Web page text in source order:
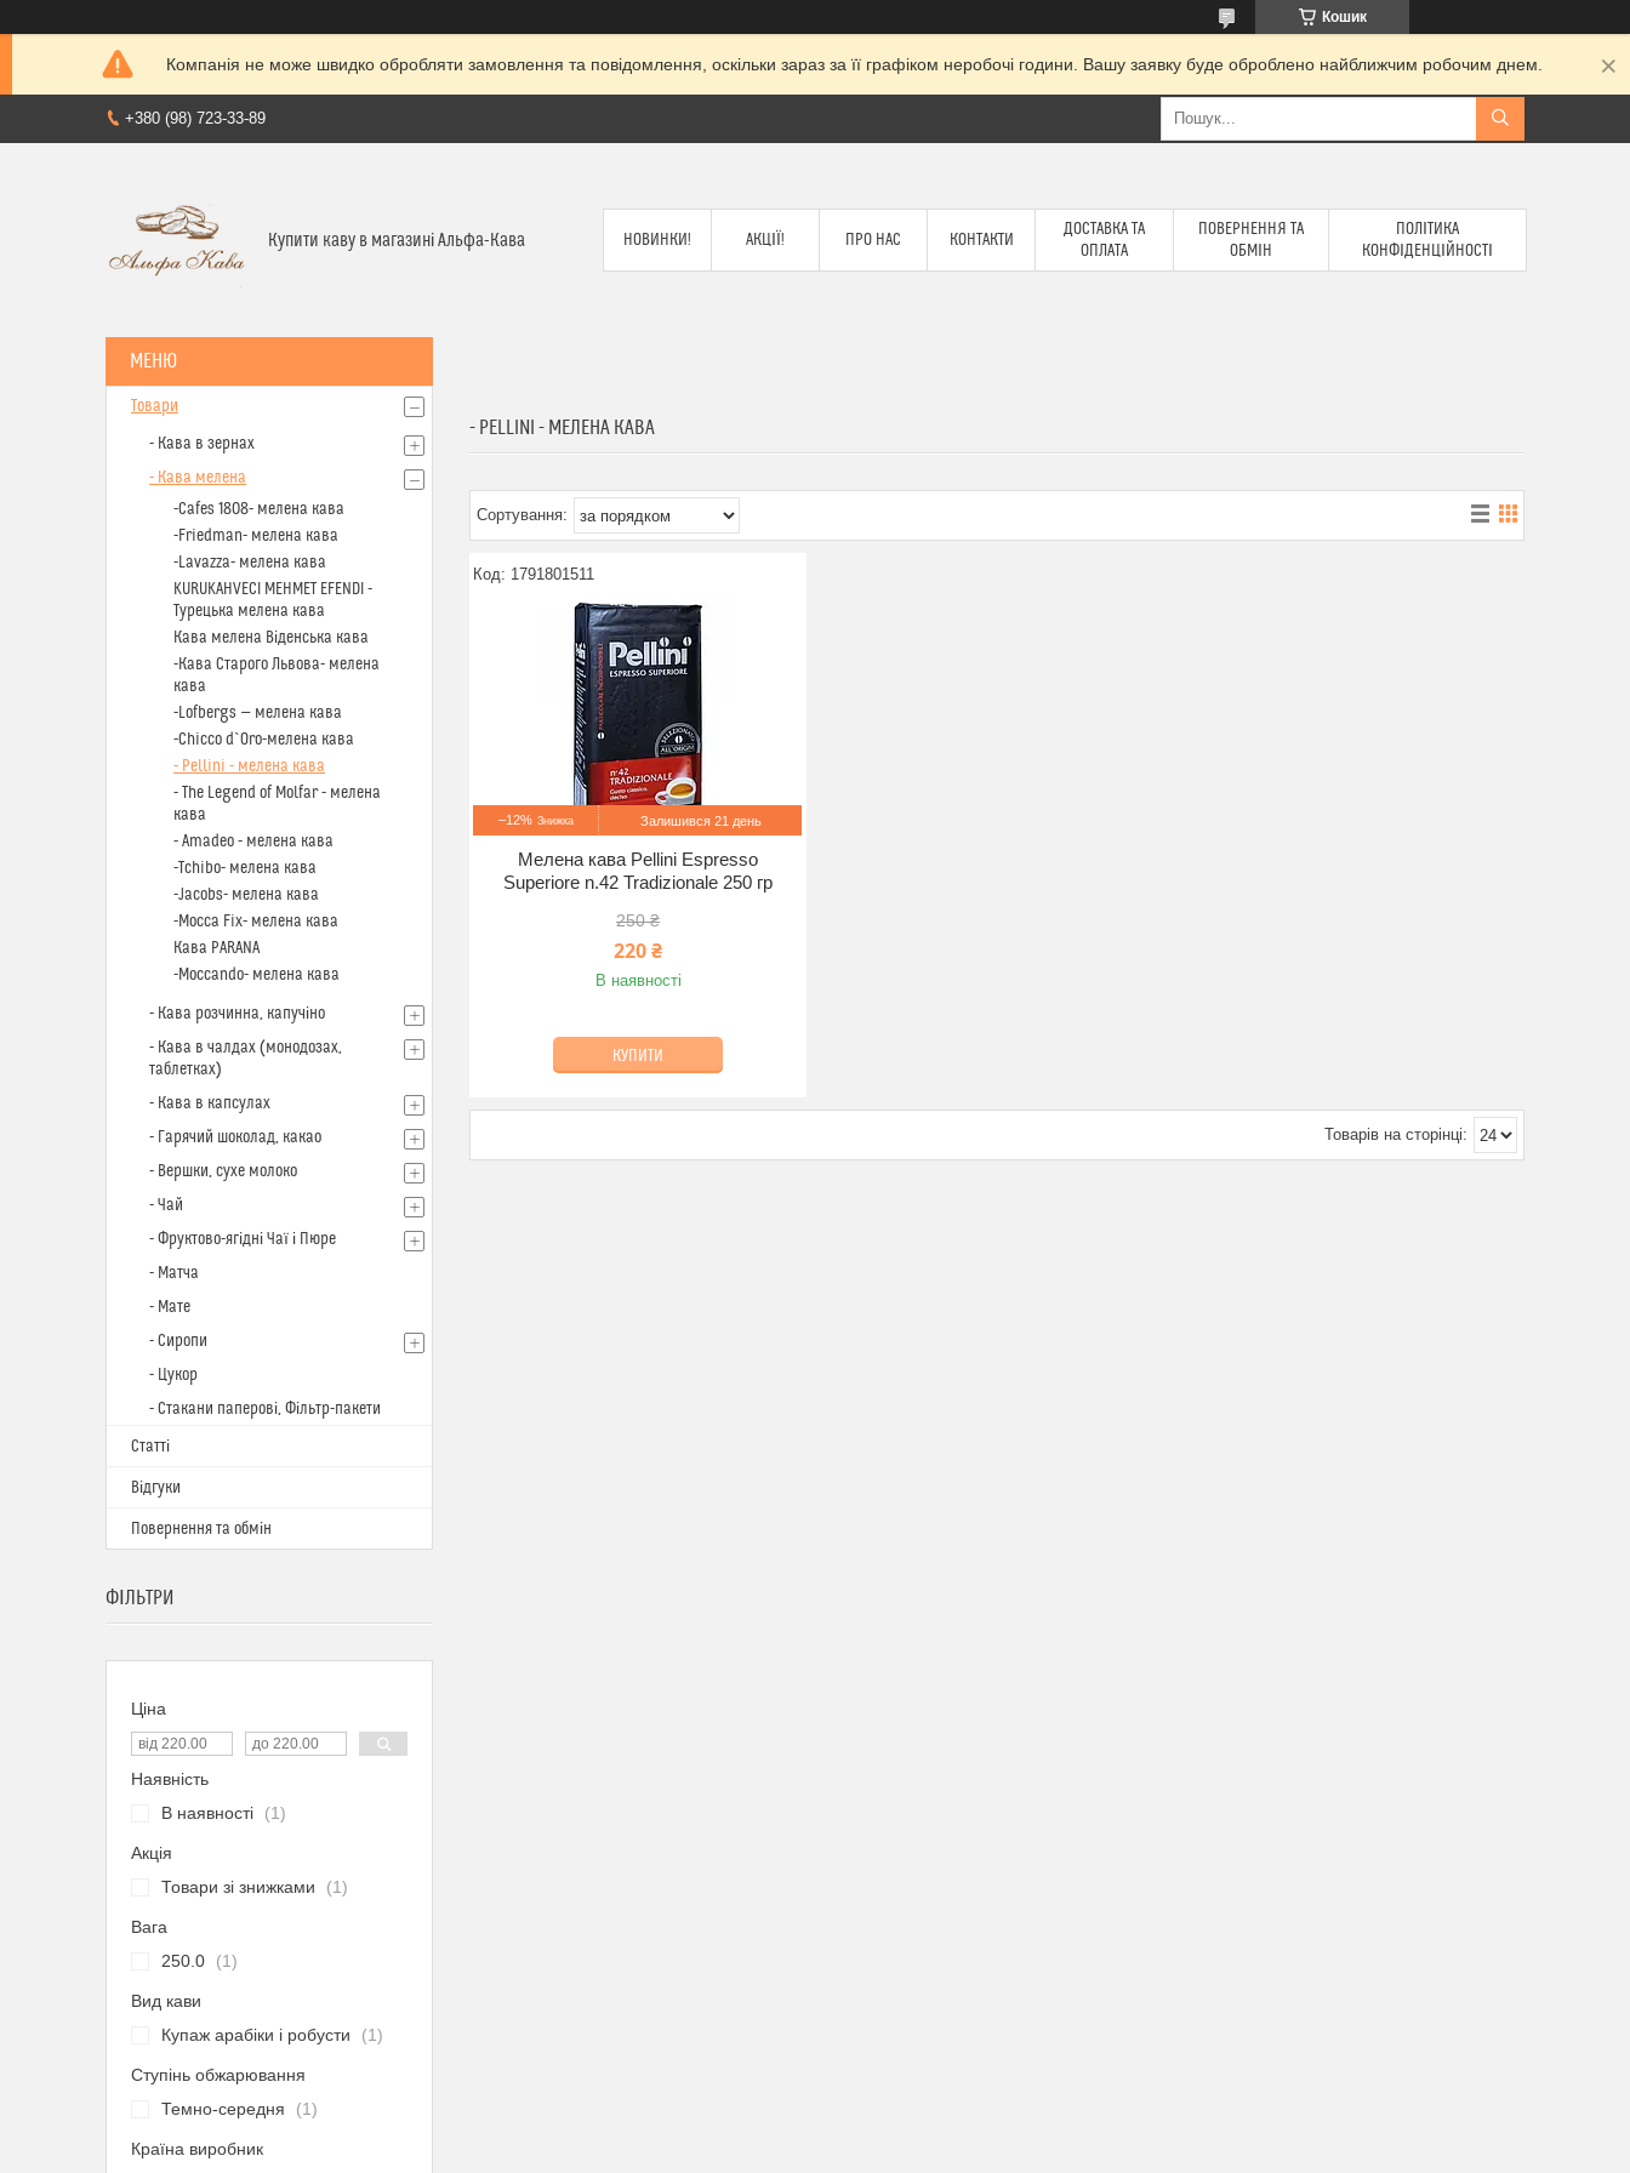
Кошик
Компанія не може швидко обробляти замовлення та повідомлення, оскільки зараз за її графіком неробочі години. Вашу заявку буде оброблено найближчим робочим днем.
+380 (98) 723-33-89
Купити каву в магазині Альфа-Кава НОВИНКИ! АКЦІЇ! ПРО НАС КОНТАКТИ
ДОСТАВКА ТА
ОПЛАТА
ПОВЕРНЕННЯ ТА
ОБМІН
ПОЛІТИКА
КОНФІДЕНЦІЙНОСТІ
- PELLINI - МЕЛЕНА КАВА
1791801511
–12% Залишився 21 день
Мелена кава Pellini Espresso
Superiore n.42 Tradizionale 250 гр
250 ₴
220 ₴
В наявності
КУПИТИ
Товари
- Кава в зернах
- Кава мелена
-Cafes 1808- мелена кава
-Friedman- мелена кава
-Lavazza- мелена кава
KURUKAHVECI MEHMET EFENDI -
Турецька мелена кава
Кава мелена Віденська кава
-Кава Старого Львова- мелена
кава
-Lofbergs — мелена кава
-Chicco d`Oro-мелена кава
- Pellini - мелена кава
- The Legend of Molfar - мелена
кава
- Amadeo - мелена кава
-Tchibo- мелена кава
-Jacobs- мелена кава
-Mocca Fix- мелена кава
Кава PARANA
-Moccando- мелена кава
- Кава розчинна, капучіно
- Кава в чалдах (монодозах,
таблетках)
- Кава в капсулах
- Гарячий шоколад, какао
- Вершки, сухе молоко
- Чай
- Фруктово-ягідні Чаї і Пюре
- Матча
- Мате
- Сиропи
- Цукор
- Стакани паперові, Фільтр-пакети
Статті
Відгуки
Повернення та обмін
ФІЛЬТРИ
Ціна
Наявність
В наявності
1
Акція
Товари зі знижками
1
Вага
250.0
1
Вид кави
Купаж арабіки і робусти
1
Ступінь обжарювання
Темно-середня
1
Країна виробник